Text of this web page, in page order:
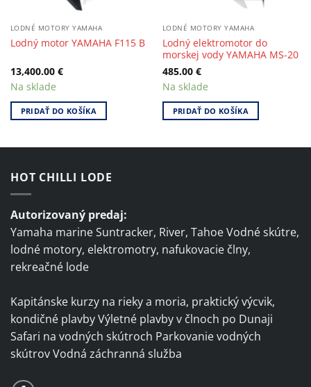
LODNÉ MOTORY YAMAHA
Lodný motor YAMAHA F115 B
13,400.00 €
Na sklade
PRIDAŤ DO KOŠÍKA
LODNÉ MOTORY YAMAHA
Lodný elektromotor do
morskej vody YAMAHA MS-20
485.00 €
Na sklade
PRIDAŤ DO KOŠÍKA
HOT CHILLI LODE
Autorizovaný predaj:
Yamaha marine Suntracker, River, Tahoe Vodné skútre,
lodné motory, elektromotry, nafukovacie člny,
rekreačné lode
Kapitánske kurzy na rieky a moria, praktický výcvik,
kondičné plavby Výletné plavby v člnoch po Dunaji
Safari na vodných skútroch Parkovanie vodných
skútrov Vodná záchranná služba